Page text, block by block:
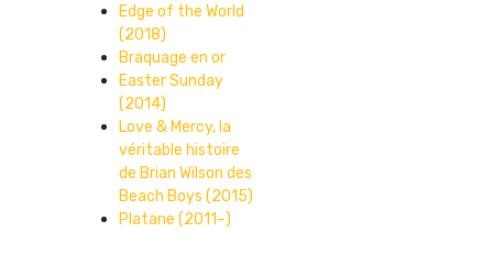
Edge of the World
(2018)
Braquage en or
Easter Sunday
(2014)
Love & Mercy, la
véritable histoire
de Brian Wilson des
Beach Boys (2015)
Platane (2011–)